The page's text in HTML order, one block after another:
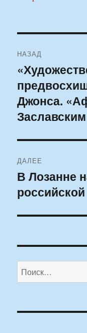
по
записям
НАЗАД
Предыдущая
запись:
Джонса.
Заславским
ДАЛЕЕ
Следующая
запись:
В Лозанне
Искать: